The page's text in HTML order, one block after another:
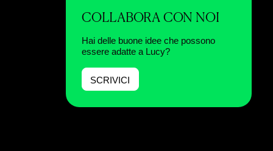
COLLABORA CON NOI
Hai delle buone idee che possono
essere adatte a Lucy?
SCRIVICI